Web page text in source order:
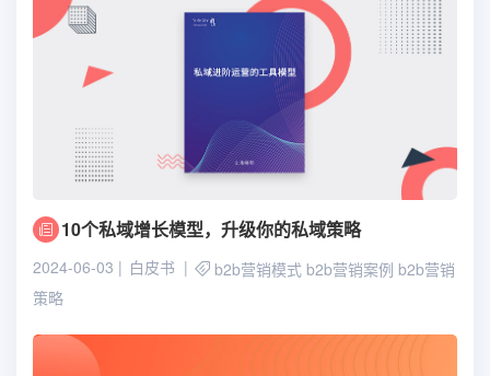
10个私域增长模型，升级你的私域策略
2024-06-03 白皮书 b2b营销模式 b2b营销案例 b2b营销
策略